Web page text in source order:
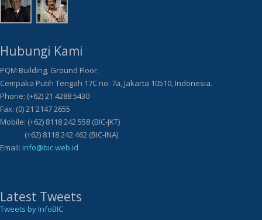
Hubungi Kami
PQM Building, Ground Floor,
Cempaka Putih Tengah 17C no. 7a, Jakarta 10510, Indonesia.
Phone: (+62) 21 4288 5430
Fax: (0) 21 2147 2655
Mobile: (+62) 8118 242 558 (BIC-JKT)
(+62) 8118 242 462 (BIC-INA)
Email: info@bic.web.id
Latest Tweets
Tweets by InfoBIC